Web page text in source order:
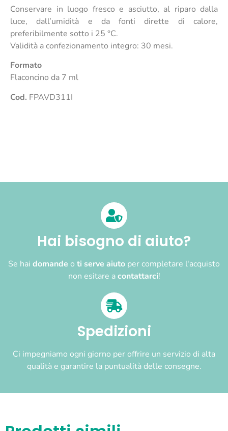
Conservare in luogo fresco e asciutto, al riparo dalla
luce, dall’umidità e da fonti dirette di calore,
preferibilmente sotto i 25 °C.
Validità a confezionamento integro: 30 mesi.
Formato
Flaconcino da 7 ml
Cod. FPAVD311I
Hai bisogno di aiuto?
Se hai domande o ti serve aiuto per completare l'acquisto
non esitare acontattarci!
Spedizioni
Ci impegniamo ogni giorno per offrire un servizio di alta
qualità e garantire la puntualità delle consegne.